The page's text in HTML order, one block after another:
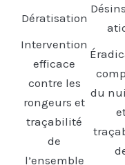
Dératisation
Intervention
efficace
contre les
rongeurs et
traçabilité
de
l’ensemble
du